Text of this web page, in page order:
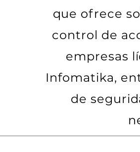
que ofrece
control de
empresas
Infomatika,
de